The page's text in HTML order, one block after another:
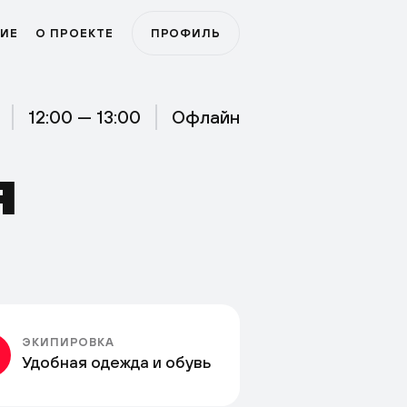
О ПРОЕКТЕ ПРОФИЛЬ
12:00 — 13:00 Офлайн
ЭКИПИРОВКА
Удобная одежда и обувь